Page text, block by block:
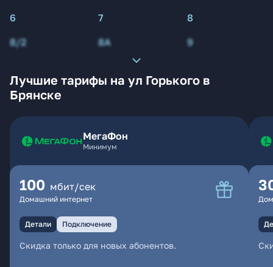
6
7
8
8/2
8А 9
Лучшие тарифы на ул Горького в
Брянске
МегаФон
Минимум
100 мбит/сек
Домашний интернет
Детали Подключение
Скидка только для новых абонентов.